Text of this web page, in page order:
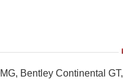
Bentley Continental GT,